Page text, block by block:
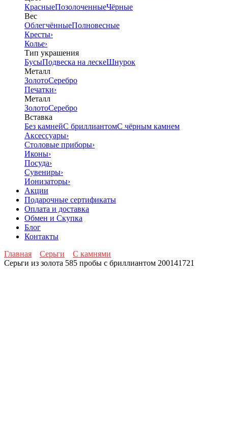
КрасныеПозолоченныеЧёрные
Вес
ОблегчённыеПолновесные
Кресты›
Колье›
Тип украшения
БусыПодвеска на лескеШнурок
Металл
ЗолотоСеребро
Печатки›
Металл
ЗолотоСеребро
Вставка
Без камнейС бриллиантомС чёрным камнем
Аксессуары›
Столовые приборы›
Иконы›
Посуда›
Сувениры›
Ионизаторы›
Акции
Подарочные сертификаты
Оплата и доставка
Обмен и Скупка
Блог
Контакты
Главная
Серьги
С камнями
Серьги из золота 585 пробы с бриллиантом 200141721